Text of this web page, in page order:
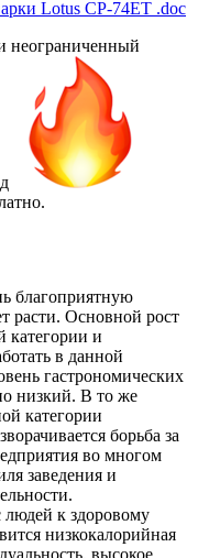
Lotus CP-74ET .doc
неограниченный
благоприятную
расти. Основной рост
категории и
в данной
гастрономических
низкий. В то же
категории
борьба за
во многом
заведения и
к здоровому
низкокалорийная
высокое